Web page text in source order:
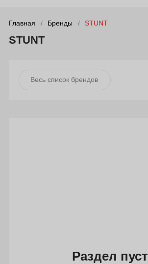
Главная Бренды STUNT
STUNT
Весь список брендов
Раздел пуст